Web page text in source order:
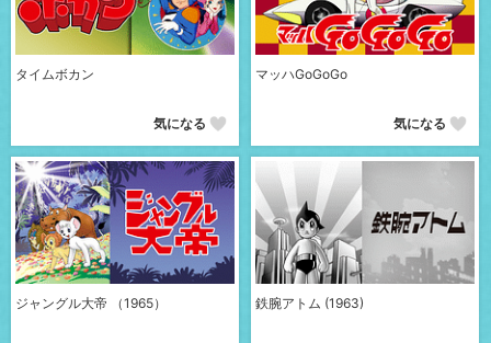
タイムボカン
気になる
マッハGoGoGo
気になる
ジャングル大帝 （1965） 鉄腕アトム (1963)